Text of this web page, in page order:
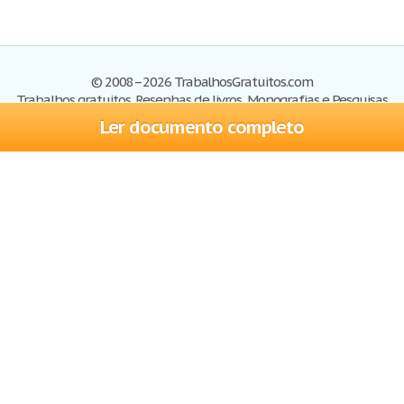
Ler documento completo
© 2008–2026 TrabalhosGratuitos.com
Trabalhos gratuitos, Resenhas de livros, Monografias e Pesquisas